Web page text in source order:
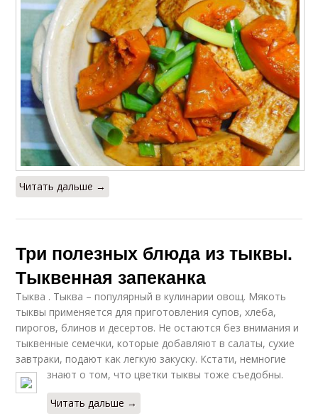
Читать дальше →
Три полезных блюда из тыквы.
Тыквенная запеканка
Тыква . Тыква – популярный в кулинарии овощ. Мякоть
тыквы применяется для приготовления супов, хлеба,
пирогов, блинов и десертов. Не остаются без внимания и
тыквенные семечки, которые добавляют в салаты, сухие
завтраки, подают как легкую закуску. Кстати, немногие
знают о том, что цветки тыквы тоже съедобны.
Читать дальше →